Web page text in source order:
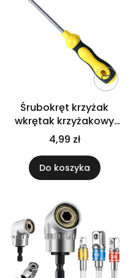
Śrubokręt krzyżak
wkrętak krzyżakowy
magnetyczny
4,99 zł
Do koszyka